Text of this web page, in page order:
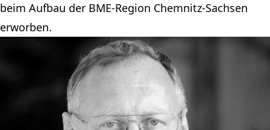
beim Aufbau der BME-Region Chemnitz-Sachsen
erworben.